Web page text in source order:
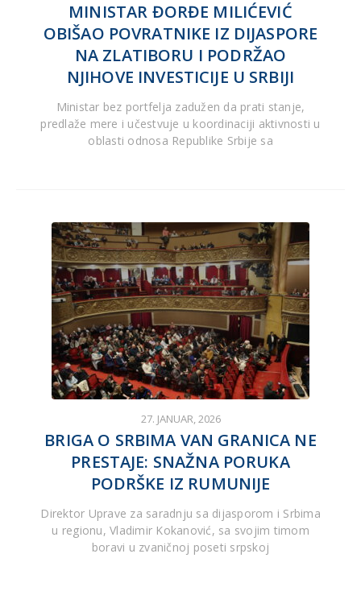
MINISTAR ĐORĐE MILIĆEVIĆ
OBIŠAO POVRATNIKE IZ DIJASPORE
NA ZLATIBORU I PODRŽAO
NJIHOVE INVESTICIJE U SRBIJI
Ministar bez portfelja zadužen da prati stanje,
predlaže mere i učestvuje u koordinaciji aktivnosti u
oblasti odnosa Republike Srbije sa
27. JANUAR, 2026
BRIGA O SRBIMA VAN GRANICA NE
PRESTAJE: SNAŽNA PORUKA
PODRŠKE IZ RUMUNIJE
Direktor Uprave za saradnju sa dijasporom i Srbima
u regionu, Vladimir Kokanović, sa svojim timom
boravi u zvaničnoj poseti srpskoj